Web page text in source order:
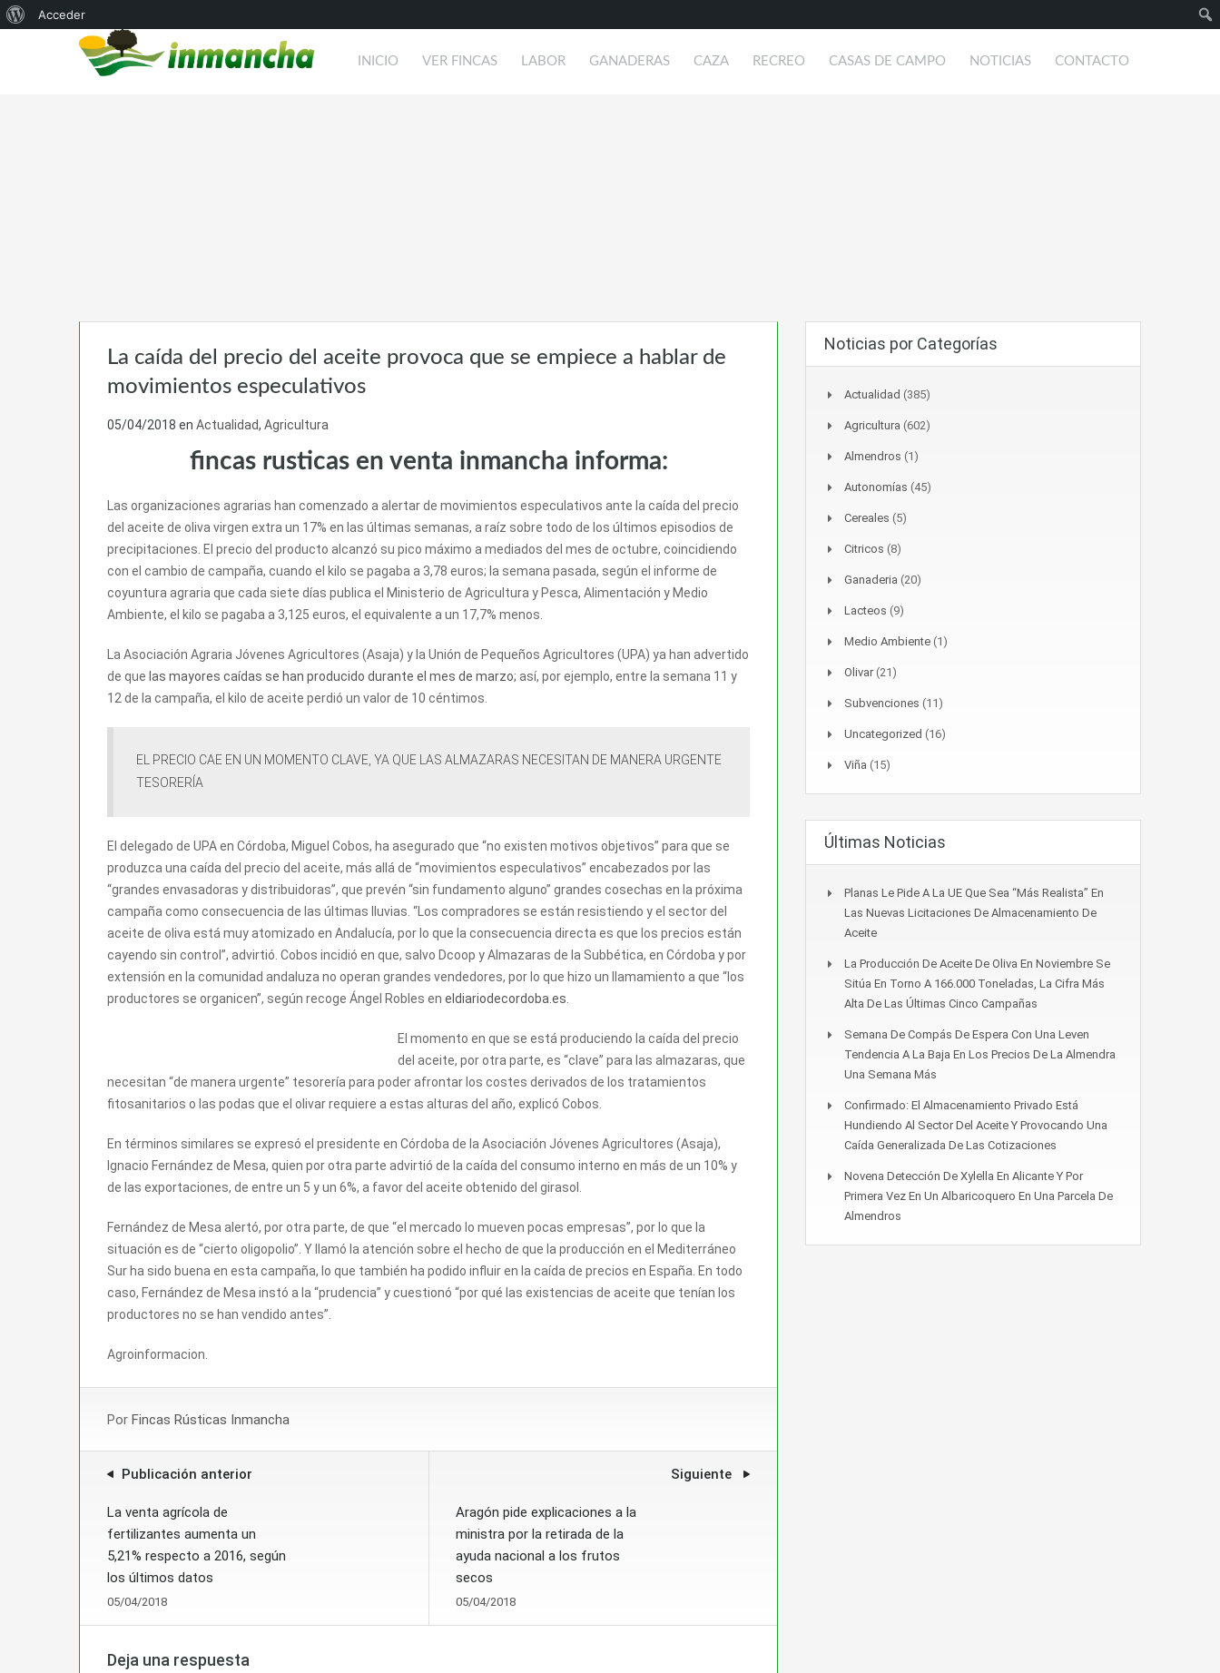
Acerca
Acceder
INICIO VER FINCAS LABOR GANADERAS CAZA RECREO CASAS DE CAMPO NOTICIAS CONTACTO
La caída del precio del aceite provoca que se empiece a hablar de
movimientos especulativos
05/04/2018 en Actualidad, Agricultura
fincas rusticas en venta inmancha informa:
Las organizaciones agrarias han comenzado a alertar de movimientos especulativos ante la caída del precio
del aceite de oliva virgen extra un 17% en las últimas semanas, a raíz sobre todo de los últimos episodios de
precipitaciones. El precio del producto alcanzó su pico máximo a mediados del mes de octubre, coincidiendo
con el cambio de campaña, cuando el kilo se pagaba a 3,78 euros; la semana pasada, según el informe de
coyuntura agraria que cada siete días publica el Ministerio de Agricultura y Pesca, Alimentación y Medio
Ambiente, el kilo se pagaba a 3,125 euros, el equivalente a un 17,7% menos.
La Asociación Agraria Jóvenes Agricultores (Asaja) y la Unión de Pequeños Agricultores (UPA) ya han advertido
de que las mayores caídas se han producido durante el mes de marzo; así, por ejemplo, entre la semana 11 y
12 de la campaña, el kilo de aceite perdió un valor de 10 céntimos.
EL PRECIO CAE EN UN MOMENTO CLAVE, YA QUE LAS ALMAZARAS NECESITAN DE MANERA URGENTE
TESORERÍA
El delegado de UPA en Córdoba, Miguel Cobos, ha asegurado que “no existen motivos objetivos” para que se
produzca una caída del precio del aceite, más allá de “movimientos especulativos” encabezados por las
“grandes envasadoras y distribuidoras”, que prevén “sin fundamento alguno” grandes cosechas en la próxima
campaña como consecuencia de las últimas lluvias. “Los compradores se están resistiendo y el sector del
aceite de oliva está muy atomizado en Andalucía, por lo que la consecuencia directa es que los precios están
cayendo sin control”, advirtió. Cobos incidió en que, salvo Dcoop y Almazaras de la Subbética, en Córdoba y por
extensión en la comunidad andaluza no operan grandes vendedores, por lo que hizo un llamamiento a que “los
productores se organicen”, según recoge Ángel Robles en eldiariodecordoba.es
El momento en que se está produciendo la caída del precio
del aceite, por otra parte, es “clave” para las almazaras, que
necesitan “de manera urgente” tesorería para poder afrontar los costes derivados de los tratamientos
fitosanitarios o las podas que el olivar requiere a estas alturas del año, explicó Cobos.
En términos similares se expresó el presidente en Córdoba de la Asociación Jóvenes Agricultores (Asaja),
Ignacio Fernández de Mesa, quien por otra parte advirtió de la caída del consumo interno en más de un 10% y
de las exportaciones, de entre un 5 y un 6%, a favor del aceite obtenido del girasol.
Fernández de Mesa alertó, por otra parte, de que “el mercado lo mueven pocas empresas”, por lo que la
situación es de “cierto oligopolio”. Y llamó la atención sobre el hecho de que la producción en el Mediterráneo
Sur ha sido buena en esta campaña, lo que también ha podido influir en la caída de precios en España. En todo
caso, Fernández de Mesa instó a la “prudencia” y cuestionó “por qué las existencias de aceite que tenían los
productores no se han vendido antes”.
Agroinformacion.
Por Fincas Rústicas Inmancha
Publicación anterior
La venta agrícola de
fertilizantes aumenta un
5,21% respecto a 2016, según
los últimos datos
05/04/2018
Siguiente
Aragón pide explicaciones a la
ministra por la retirada de la
ayuda nacional a los frutos
secos
05/04/2018
Deja una respuesta
Noticias por Categorías
Actualidad (385)
Agricultura (602)
Almendros (1)
Autonomías (45)
Cereales (5)
Citricos (8)
Ganaderia (20)
Lacteos (9)
Medio Ambiente (1)
Olivar(21)
Subvenciones (11)
Uncategorized (16)
Viña (15)
Últimas Noticias
Planas Le Pide A La UE Que Sea “más Realista” En
Las Nuevas Licitaciones De Almacenamiento De
Aceite
La Producción De Aceite De Oliva En Noviembre Se
Sitúa En Torno A 166.000 Toneladas, La Cifra Más
Alta De Las Últimas Cinco Campañas
Semana De Compás De Espera Con Una Leven
Tendencia A La Baja En Los Precios De La Almendra
Una Semana Más
Confirmado: El Almacenamiento Privado Está
Hundiendo Al Sector Del Aceite Y Provocando Una
Caída Generalizada De Las Cotizaciones
Novena Detección De Xylella En Alicante Y Por
Primera Vez En Un Albaricoquero En Una Parcela De
Almendros